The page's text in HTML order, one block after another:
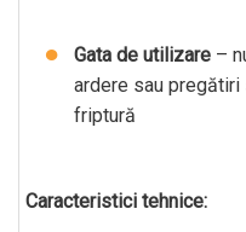
Gata de utilizare –
ardere sau
friptură
Caracteristici tehnice: